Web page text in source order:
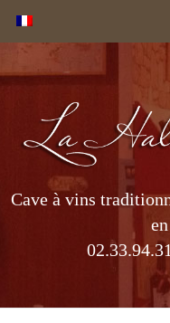
Cave à vins
Cookies management